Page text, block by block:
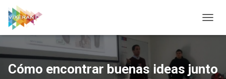
Cómo encontrar buenas ideas junto